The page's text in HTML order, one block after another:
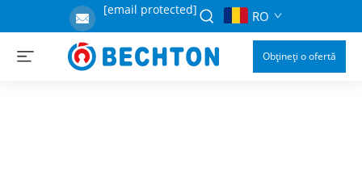
[email protected] RO
Obțineți o ofertă